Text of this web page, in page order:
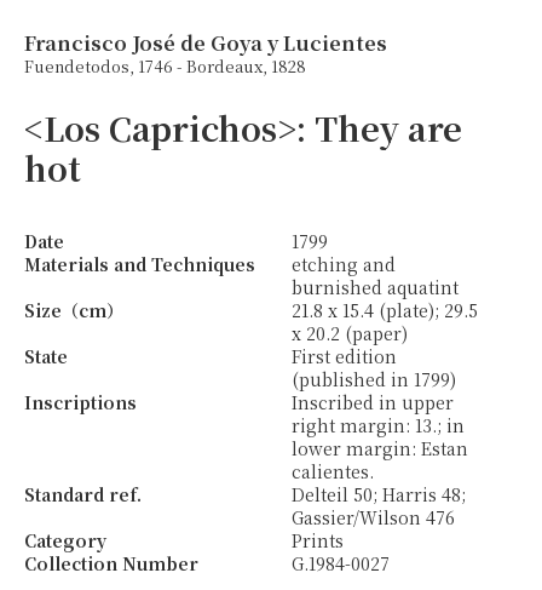
Francisco José de Goya y Lucientes
Fuendetodos, 1746 - Bordeaux, 1828
<Los Caprichos>: They are
hot
Date
1799
Materials and Techniques
etching and
burnished aquatint
Size（cm）
21.8 x 15.4 (plate); 29.5
x 20.2 (paper)
State
First edition
(published in 1799)
Inscriptions
Inscribed in upper
right margin: 13.; in
lower margin: Estan
calientes.
Standard ref.
Delteil 50; Harris 48;
Gassier/Wilson 476
Category
Prints
Collection Number
G.1984-0027